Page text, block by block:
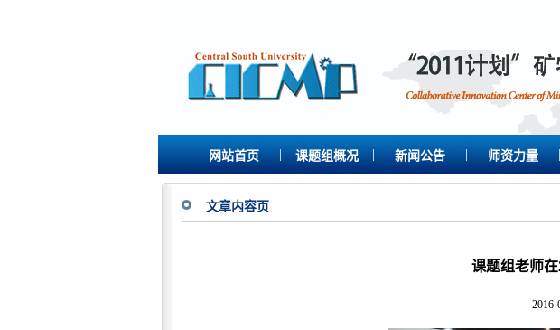
网站首页 | 课题组概况 | 新闻公告 | 师资力量 |
文章内容页
课题组老师
2016-